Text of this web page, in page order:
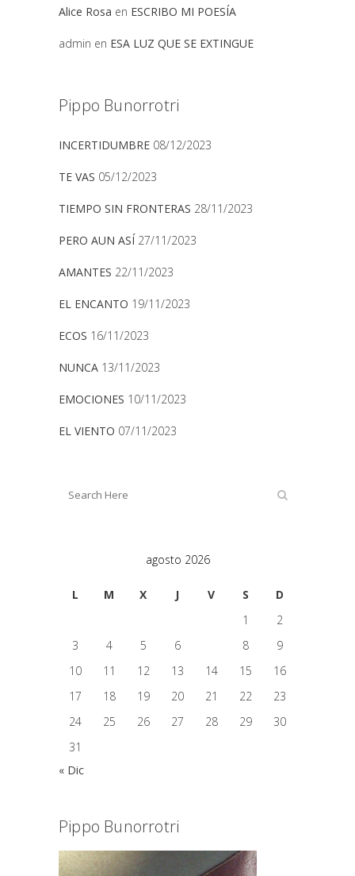
Alice Rosa en ESCRIBO MI POESÍA
admin en ESA LUZ QUE SE EXTINGUE
Pippo Bunorrotri
INCERTIDUMBRE 08/12/2023
TE VAS 05/12/2023
TIEMPO SIN FRONTERAS 28/11/2023
PERO AUN ASÍ 27/11/2023
AMANTES 22/11/2023
EL ENCANTO 19/11/2023
ECOS 16/11/2023
NUNCA 13/11/2023
EMOCIONES 10/11/2023
EL VIENTO 07/11/2023
agosto 2026
L M X J V S
D
1
2
3
4 5 6 8
9
10
11 12 13 14 15
16
17
18 19 20 21 22
23
24
25 26 27 28 29
30
31
« Dic
Pippo Bunorrotri